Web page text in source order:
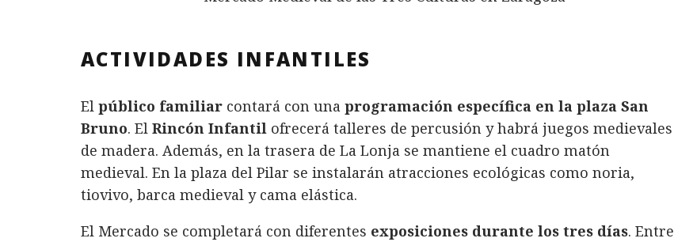
ACTIVIDADES INFANTILES
El público familiar contará con una programación específica en la plaza San
Bruno. El Rincón Infantil ofrecerá talleres de percusión y habrá juegos medievales
de madera. Además, en la trasera de La Lonja se mantiene el cuadro matón
medieval. En la plaza del Pilar se instalarán atracciones ecológicas como noria,
tiovivo, barca medieval y cama elástica.
El Mercado se completará con diferentes exposiciones durante los tres días. Entre